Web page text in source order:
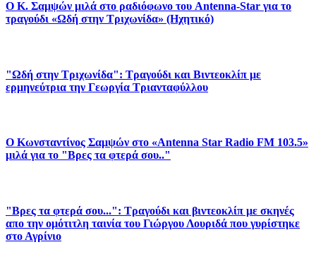
Ο Κ. Σαμψών μιλά στο ραδιόφωνο του Antenna-Star για το
τραγούδι «Ωδή στην Τριχωνίδα» (Ηχητικό)
"Ωδή στην Τριχωνίδα": Τραγούδι και Βιντεοκλίπ με
ερμηνεύτρια την Γεωργία Τριανταφύλλου
Ο Κωνσταντίνος Σαμψών στο «Antenna Star Radio FM 103.5»
μιλά για το "Βρες τα φτερά σου.."
"Βρες τα φτερά σου...": Τραγούδι και βιντεοκλίπ με σκηνές
απο την ομότιτλη ταινία του Γιώργου Λουριδά που γυρίστηκε
στο Αγρίνιο